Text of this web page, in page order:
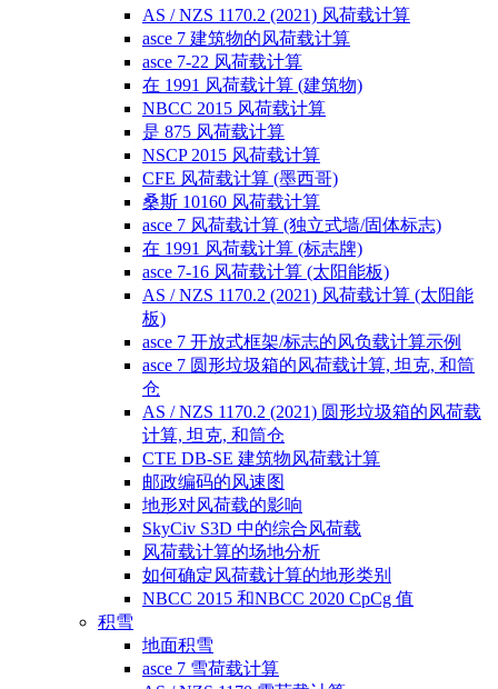
AS / NZS 1170.2 (2021) 风荷载计算
asce 7 建筑物的风荷载计算
asce 7-22 风荷载计算
在 1991 风荷载计算 (建筑物)
NBCC 2015 风荷载计算
是 875 风荷载计算
NSCP 2015 风荷载计算
CFE 风荷载计算 (墨西哥)
桑斯 10160 风荷载计算
asce 7 风荷载计算 (独立式墙/固体标志)
在 1991 风荷载计算 (标志牌)
asce 7-16 风荷载计算 (太阳能板)
AS / NZS 1170.2 (2021) 风荷载计算 (太阳能
板)
asce 7 开放式框架/标志的风负载计算示例
asce 7 圆形垃圾箱的风荷载计算, 坦克, 和筒
仓
AS / NZS 1170.2 (2021) 圆形垃圾箱的风荷载
计算, 坦克, 和筒仓
CTE DB-SE 建筑物风荷载计算
邮政编码的风速图
地形对风荷载的影响
SkyCiv S3D 中的综合风荷载
风荷载计算的场地分析
如何确定风荷载计算的地形类别
NBCC 2015 和NBCC 2020 CpCg 值
积雪
地面积雪
asce 7 雪荷载计算